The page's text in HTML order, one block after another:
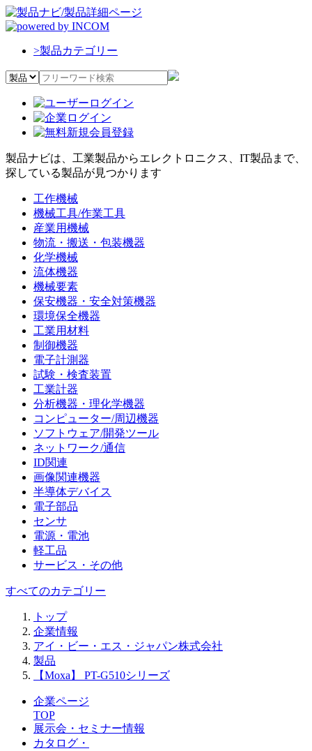
>製品カテゴリー
製品ナビは、工業製品からエレクトロニクス、IT製品まで、
探している製品が見つかります
工作機械
機械工具/作業工具
産業用機械
物流・搬送・包装機器
化学機械
流体機器
機械要素
保安機器・安全対策機器
環境保全機器
工業用材料
制御機器
電子計測器
試験・検査装置
工業計器
分析機器・理化学機器
コンピューター/周辺機器
ソフトウェア/開発ツール
ネットワーク/通信
ID関連
画像関連機器
半導体デバイス
電子部品
センサ
電源・電池
軽工品
サービス・その他
すべてのカテゴリー
トップ
企業情報
アイ・ビー・エス・ジャパン株式会社
製品
【Moxa】 PT-G510シリーズ
企業ページ
TOP
展示会・セミナー情報
カタログ・